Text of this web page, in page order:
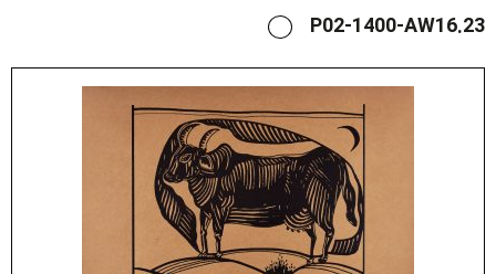
P02-1400-AW16.23